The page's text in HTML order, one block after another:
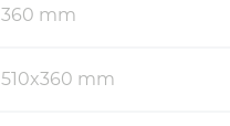
360 mm
510x360 mm